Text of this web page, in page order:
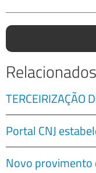
Relacionados
TERCEIRIZAÇÃO
Portal CNJ
Novo provimento